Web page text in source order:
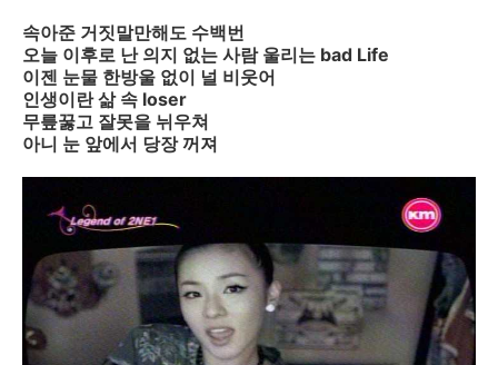
속아준 거짓말만해도 수백번
오늘 이후로 난 의지 없는 사람 울리는 bad Life
이젠 눈물 한방울 없이 널 비웃어
인생이란 삶 속 loser
무릎꿇고 잘못을 뉘우쳐
아니 눈 앞에서 당장 꺼져